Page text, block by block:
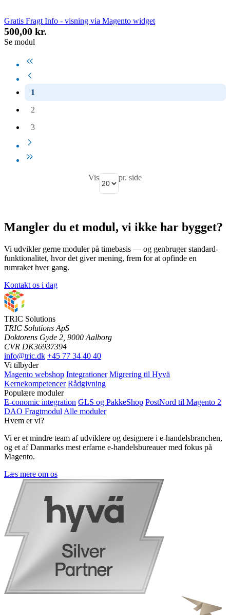
Gratis Fragt Info - visning via Magento widget
500,00 kr.
Se modul
1
2
3
Vis pr. side
Mangler du et modul, vi ikke har bygget?
Vi udvikler gerne moduler på timebasis — og genbruger standard-
funktionalitet, hvor det giver mening, frem for at opfinde en
rumraket hver gang.
Kontakt os i dag
TRIC Solutions
TRIC Solutions ApS
Doktorens Gyde 2, 9000 Aalborg
CVR DK36937394
info@tric.dk +45 77 34 40 40
Vi tilbyder
Magento webshop Integrationer Migrering til Hyvä
Kernekompetencer Rådgivning
Populære moduler
E-conomic integration GLS og PakkeShop PostNord til Magento 2
DAO Fragtmodul Alle moduler
Hvem er vi?
Vi er et mindre team af udviklere og designere i e-handelsbranchen,
og et af Danmarks mest erfarne e-handelsbureauer med fokus på
Magento.
Læs mere om os